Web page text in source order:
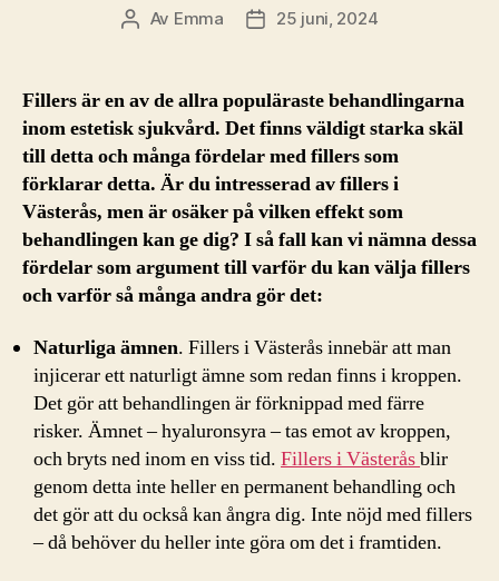
Inläggsförfattare
Av Emma Inläggsdatum
25 juni, 2024
Fillers är en av de allra populäraste behandlingarna
inom estetisk sjukvård. Det finns väldigt starka skäl
till detta och många fördelar med fillers som
förklarar detta. Är du intresserad av fillers i
Västerås, men är osäker på vilken effekt som
behandlingen kan ge dig? I så fall kan vi nämna dessa
fördelar som argument till varför du kan välja fillers
och varför så många andra gör det:
Naturliga ämnen. Fillers i Västerås innebär att man
injicerar ett naturligt ämne som redan finns i kroppen.
Det gör att behandlingen är förknippad med färre
risker. Ämnet – hyaluronsyra – tas emot av kroppen,
och bryts ned inom en viss tid. Fillers i Västeråsblir
genom detta inte heller en permanent behandling och
det gör att du också kan ångra dig. Inte nöjd med fillers
– då behöver du heller inte göra om det i framtiden.